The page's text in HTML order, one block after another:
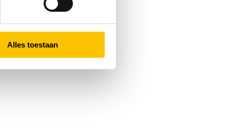
Alles toestaan